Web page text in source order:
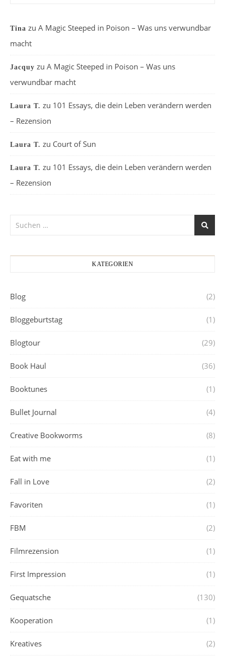
Tina zu A Magic Steeped in Poison – Was uns verwundbar
macht
Jacquy zu A Magic Steeped in Poison – Was uns
verwundbar macht
Laura T. zu 101 Essays, die dein Leben verändern werden
– Rezension
Laura T. zu Court of Sun
Laura T. zu 101 Essays, die dein Leben verändern werden
– Rezension
KATEGORIEN
Blog (2)
Bloggeburtstag (1)
Blogtour (29)
Book Haul (36)
Booktunes (1)
Bullet Journal (4)
Creative Bookworms (8)
Eat with me (1)
Fall in Love (2)
Favoriten (1)
FBM (2)
Filmrezension (1)
First Impression (1)
Gequatsche (130)
Kooperation (1)
Kreatives (2)